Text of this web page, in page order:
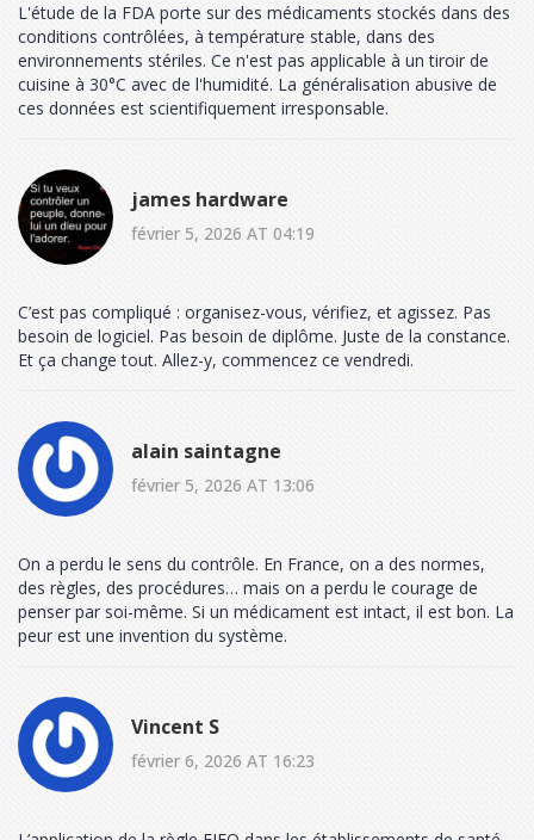
L'étude de la FDA porte sur des médicaments stockés dans des
conditions contrôlées, à température stable, dans des
environnements stériles. Ce n'est pas applicable à un tiroir de
cuisine à 30°C avec de l'humidité. La généralisation abusive de
ces données est scientifiquement irresponsable.
james hardware
février 5, 2026 AT 04:19
C’est pas compliqué : organisez-vous, vérifiez, et agissez. Pas
besoin de logiciel. Pas besoin de diplôme. Juste de la constance.
Et ça change tout. Allez-y, commencez ce vendredi.
alain saintagne
février 5, 2026 AT 13:06
On a perdu le sens du contrôle. En France, on a des normes,
des règles, des procédures… mais on a perdu le courage de
penser par soi-même. Si un médicament est intact, il est bon. La
peur est une invention du système.
Vincent S
février 6, 2026 AT 16:23